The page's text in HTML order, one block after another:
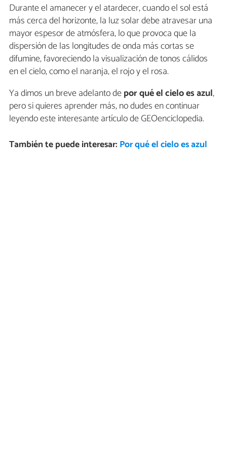
Durante el amanecer y el atardecer, cuando el sol está
más cerca del horizonte, la luz solar debe atravesar una
mayor espesor de atmósfera, lo que provoca que la
dispersión de las longitudes de onda más cortas se
difumine, favoreciendo la visualización de tonos cálidos
en el cielo, como el naranja, el rojo y el rosa.
Ya dimos un breve adelanto depor qué el cielo es azul,
pero si quieres aprender más, no dudes en continuar
leyendo este interesante artículo de GEOenciclopedia.
También te puede interesar: Por qué el cielo es azul